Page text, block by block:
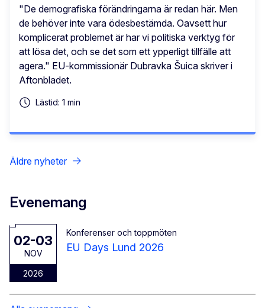
"De demografiska förändringarna är redan här. Men
de behöver inte vara ödesbestämda. Oavsett hur
komplicerat problemet är har vi politiska verktyg för
att lösa det, och se det som ett ypperligt tillfälle att
agera." EU-kommissionär Dubravka Šuica skriver i
Aftonbladet.
Lästid: 1 min
Äldre nyheter
Evenemang
02-03
NOV
2026
Konferenser och toppmöten
EU Days Lund 2026